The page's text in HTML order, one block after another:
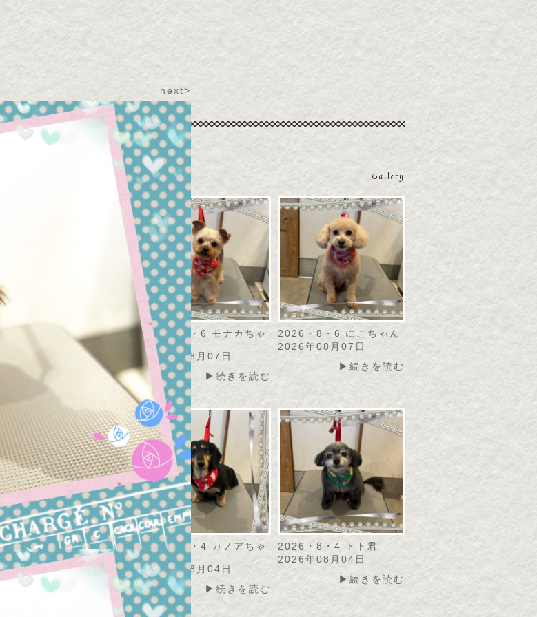
next>
Gallery
2026・8・7 アメリちゃ
2026年08月07日
▶続きを読む
2026・8・6 モナカちゃ
ん
2026年08月07日
▶続きを読む
2026・8・6 にこちゃん
2026年08月07日
▶続きを読む
2026・8・4 モコちゃん
2026年08月05日
▶続きを読む
2026・8・4 カノアちゃ
ん
2026年08月04日
▶続きを読む
2026・8・4 トト君
2026年08月04日
▶続きを読む